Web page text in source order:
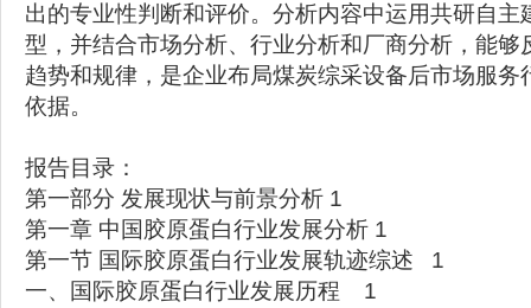
出的专业性判断和评价。分析内容中运用共研自主
型，并结合市场分析、行业分析和厂商分析，能够
趋势和规律，是企业布局煤炭综采设备后市场服务
依据。
报告目录：
第一部分 发展现状与前景分析 1
第一章 中国胶原蛋白行业发展分析 1
第一节 国际胶原蛋白行业发展轨迹综述 1
一、国际胶原蛋白行业发展历程 1